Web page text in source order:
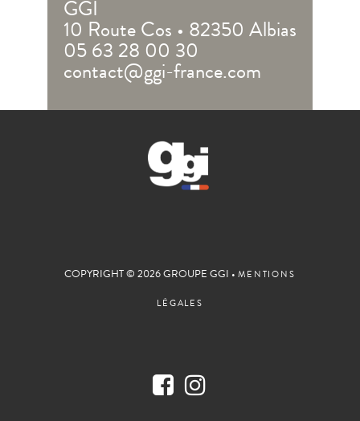
GGI
10 Route Cos • 82350 Albias
05 63 28 00 30
contact@ggi-france.com
COPYRIGHT © 2026 GROUPE GGI •MENTIONS
LÉGALES